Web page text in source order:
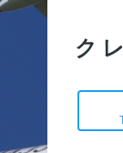
ク